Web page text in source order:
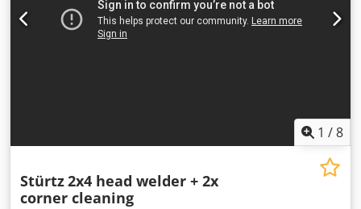
1 /8
Stürtz2x4 head welder + 2x
corner cleaning